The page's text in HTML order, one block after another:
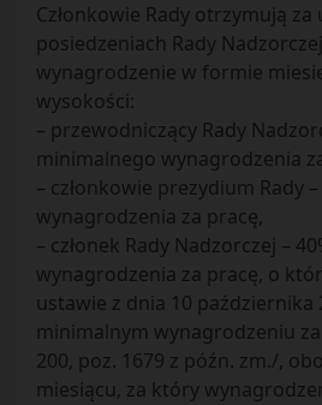
Członkowie Rady otrzymują za
posiedzeniach Rady
wynagrodzenie w formie
wysokości:
– przewodniczący Rady
minimalnego wynagrodzenia
– członkowie prezydium Rady
wynagrodzenia za pracę,
– członek Rady Nadzorczej –
wynagrodzenia za pracę, o
ustawie z dnia 10 października
minimalnym wynagrodzeniu
200, poz. 1679 z późn. zm./,
miesiącu, za który